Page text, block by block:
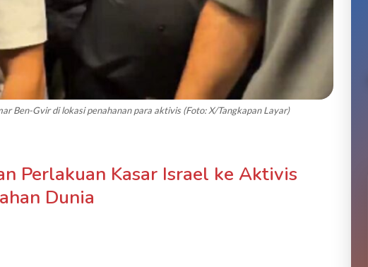
Ben-Gvir di lokasi penahanan para aktivis (Foto: X/Tangkapan Layar)
Perlakuan Kasar Israel ke Aktivis
Dunia